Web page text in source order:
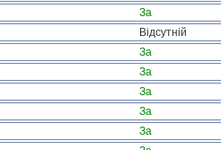
За
Відсутній
За
За
За
За
За